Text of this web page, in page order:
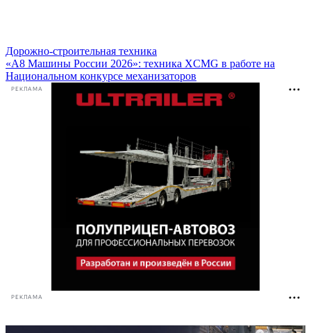
Дорожно-строительная техника
«А8 Машины России 2026»: техника XCMG в работе на
Национальном конкурсе механизаторов
РЕКЛАМА
РЕКЛАМА